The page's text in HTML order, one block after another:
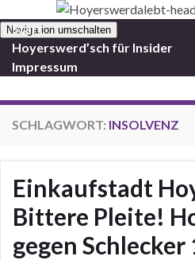
Navigation umschalten
Start
Hoyerswerd’sch für Insider
Impressum
SCHLAGWORT: INSOLVENZ
Einkaufstadt
Bittere Pleite!
gegen Schlecker